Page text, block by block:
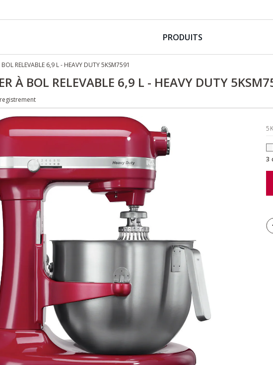
PRODUITS
RELEVABLE 6,9 L - HEAVY DUTY 5KSM7591
À BOL RELEVABLE 6,9 L - HEAVY DUTY
3